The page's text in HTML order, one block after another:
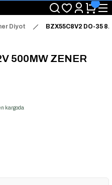
Aynı Gün Kargo Avantajı!
Stoktan Hemen Teslim."
Avantajını Kaçırmayın!"
Diyot BZX55C8V2 DO-35
500MW ZENER
kargoda